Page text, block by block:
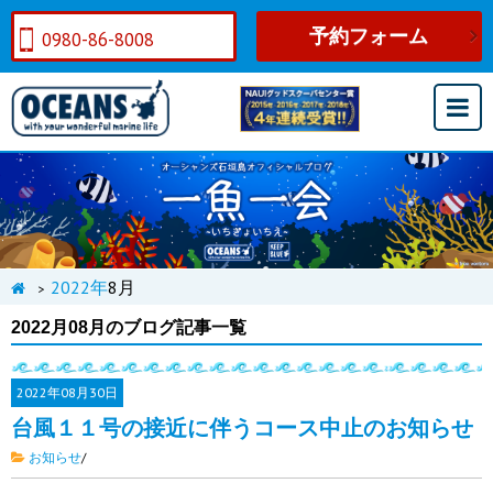
0980-86-8008 予約フォーム
> 2022年8月
2022月08月のブログ記事一覧
2022年08月30日
台風１１号の接近に伴うコース中止のお知らせ
お知らせ/